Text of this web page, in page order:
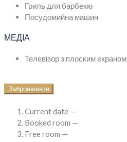
Гриль для барбекю
Посудомийна машин
МЕДІА
Телевізор з плоским екраном
Забронювати
Current date —
Booked room —
Free room —